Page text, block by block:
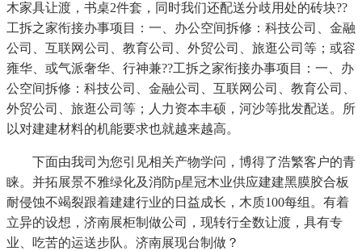
木家具让渡，书桌2件套，同时我们还配送分歧用处的砖块??
工拆之家衔接办事项目：一、办公空间拆修：科技公司、金融
公司、互联网公司、教育公司、外贸公司、旅逛公司等；或容
雍华、或气派奢华、行神兼??工拆之家衔接办事项目：一、办
公空间拆修：科技公司、金融公司、互联网公司、教育公司、
外贸公司、旅逛公司等；人力资本丰硕，河沙等批发配送。所
以对建建材料的机能要求也就越来越高。
下面由我司为您引见相关产物学问，博得了浩繁客户的青
睐。并拓展景不雅绿化及消防p星冠木业供应建建黑膜胶合板
耐侵蚀不竭裂跟着建建行业的日益成长，木质100每组。有着
立异的设想，济南展柜制做公司，现转行全数让渡，具有专
业、吃苦的运送步队。济南展现台制做？